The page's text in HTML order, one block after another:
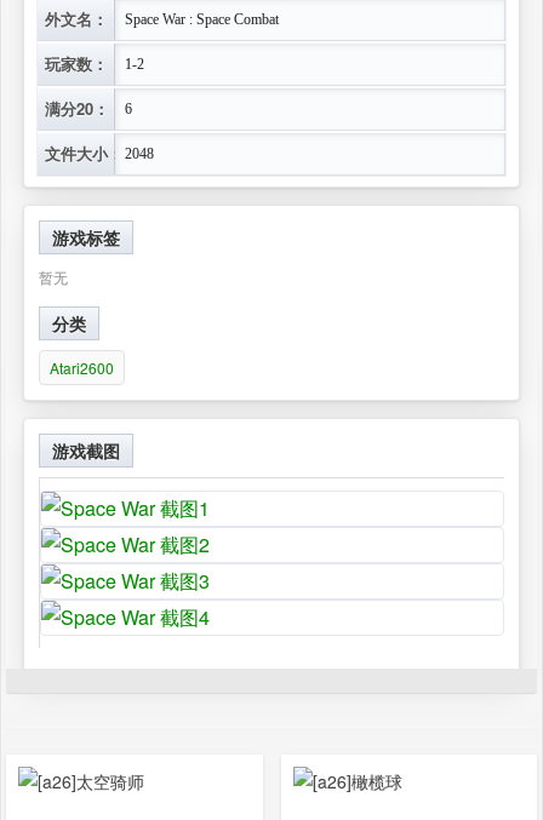
外文名： Space War : Space Combat
玩家数： 1-2
满分20： 6
文件大小： 2048
游戏标签
暂无
分类
Atari2600
游戏截图